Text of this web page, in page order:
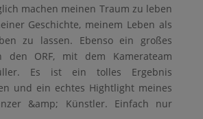
machen meinen Traum zu leben
Geschichte, meinem Leben als
zu lassen. Ebenso ein großes
den ORF, mit dem Kamerateam
Es ist ein tolles Ergebnis
und ein echtes Hightlight meines
&amp; Künstler. Einfach nur